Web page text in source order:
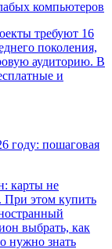
компьютеров
требуют 16
поколения,
аудиторию. В
и
году: пошаговая
карты не
При этом купить
выбрать, как
нужно знать